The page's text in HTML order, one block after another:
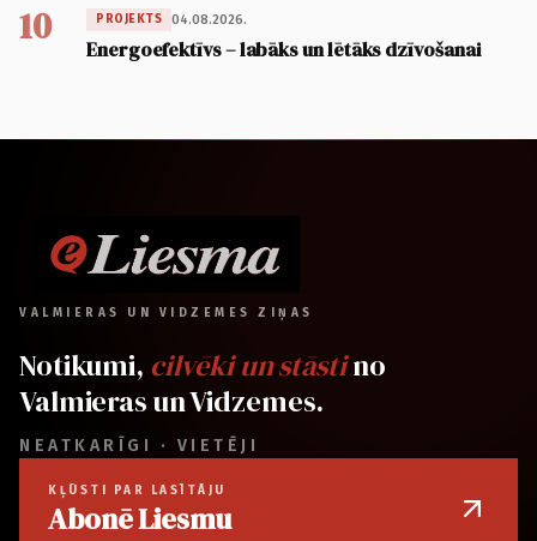
10 PROJEKTS 04.08.2026.
Energoefektīvs – labāks un lētāks dzīvošanai
VALMIERAS UN VIDZEMES ZIŅAS
Notikumi, cilvēki un stāstino
Valmieras un Vidzemes.
NEATKARĪGI · VIETĒJI
KĻŪSTI PAR LASĪTĀJU
Abonē Liesmu